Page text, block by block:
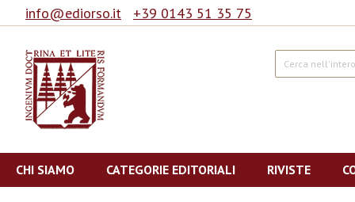
info@ediorso.it +39 0143 51 35 75
Cerca
al
contenuto
CHI SIAMO CATEGORIE EDITORIALI RIVISTE